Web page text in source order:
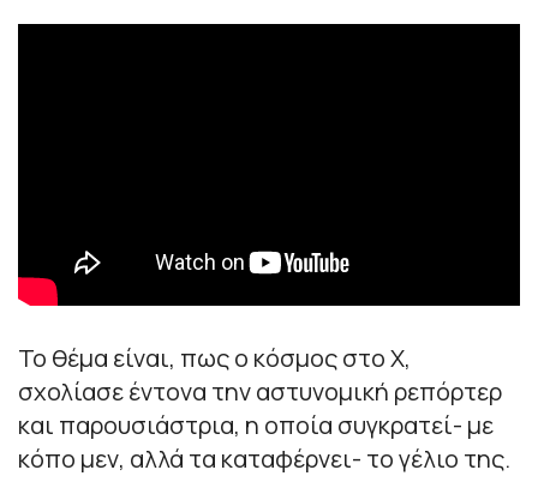
Το θέμα είναι, πως ο κόσμος στο Χ,
σχολίασε έντονα την αστυνομική ρεπόρτερ
και παρουσιάστρια, η οποία συγκρατεί- με
κόπο μεν, αλλά τα καταφέρνει- το γέλιο της.